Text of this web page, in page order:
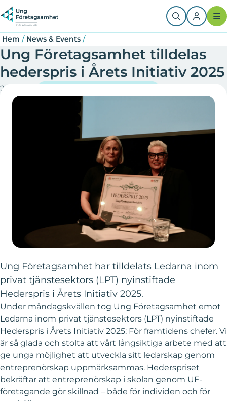
Hoppa
till
huvudinnehåll
Länkstig
Hem / News & Events /
Ung Företagsamhet tilldelas
hederspris i Årets Initiativ 2025
2025-11-11
Ung Företagsamhet har tilldelats Ledarna inom
privat tjänstesektors (LPT) nyinstiftade
Hederspris i Årets Initiativ 2025.
Under måndagskvällen tog Ung Företagsamhet emot
Ledarna inom privat tjänstesektors (LPT) nyinstiftade
Hederspris i Årets Initiativ 2025: För framtidens chefer. Vi
är så glada och stolta att vårt långsiktiga arbete med att
ge unga möjlighet att utveckla sitt ledarskap genom
entreprenörskap uppmärksammas. Hederspriset
bekräftar att entreprenörskap i skolan genom UF-
företagande gör skillnad – både för individen och för